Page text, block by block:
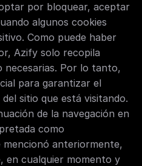
por bloquear, aceptar
algunos cookies
Como puede haber
Azify solo recopila
necesarias. Por lo tanto,
para garantizar el
sitio que está visitando.
de la navegación en
como
mencionó anteriormente,
en cualquier momento y